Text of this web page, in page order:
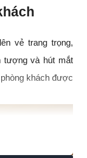
vẻ trang trọng,
tượng và hút mắt
khách được